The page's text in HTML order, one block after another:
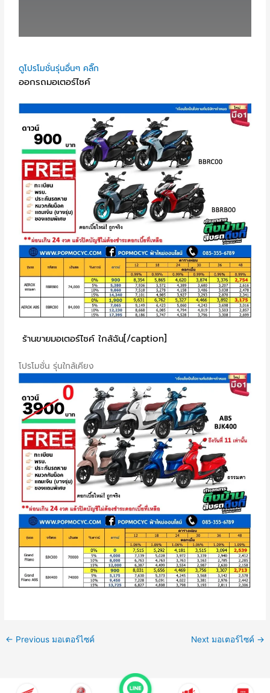
ดูโปรโมชั่นรุ่นอื่นๆ คลิ๊ก
ออกรถมอเตอร์ไซค์
ร้านขายมอเตอร์ไซค์ ใกล้ฉัน[/caption]
โปรโมชั่น รุ่นใกล้เคียง
← Previous มอเตอร์ไซค์ Next มอเตอร์ไซค์ →